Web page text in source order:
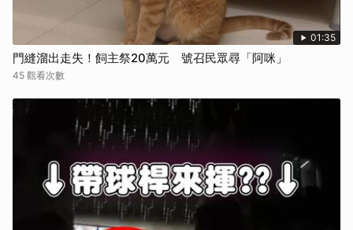
01:35
門縫溜出走失！飼主祭20萬元 號召民眾尋「阿咪」
45 觀看次數